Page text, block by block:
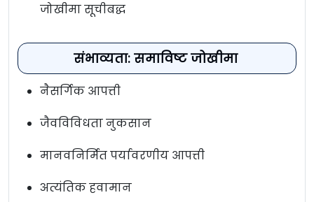
जोखीमा सूचीबद्ध
संभाव्यता: समाविष्ट जोखीमा
नैसर्गिक आपत्ती
जैवविविधता नुकसान
मानवनिर्मित पर्यावरणीय आपत्ती
अत्यंतिक हवामान